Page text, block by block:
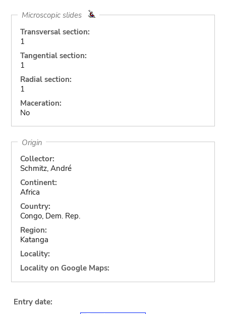
Microscopic slides
Transversal section:
1
Tangential section:
1
Radial section:
1
Maceration:
No
Origin
Collector:
Schmitz, André
Continent:
Africa
Country:
Congo, Dem. Rep.
Region:
Katanga
Locality:
Locality on Google Maps:
Entry date: